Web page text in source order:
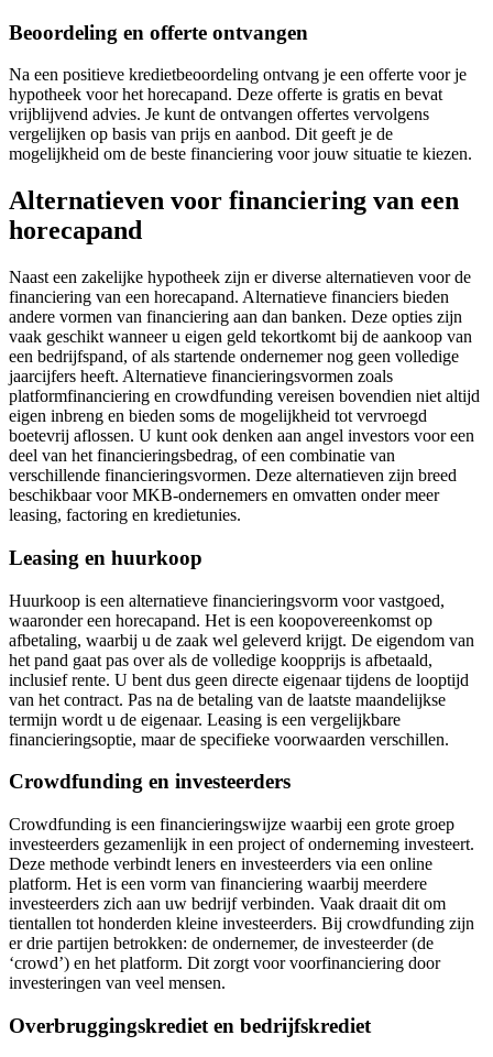
Beoordeling en offerte ontvangen
Na een positieve kredietbeoordeling ontvang je een offerte voor je
hypotheek voor het horecapand. Deze offerte is gratis en bevat
vrijblijvend advies. Je kunt de ontvangen offertes vervolgens
vergelijken op basis van prijs en aanbod. Dit geeft je de
mogelijkheid om de beste financiering voor jouw situatie te kiezen.
Alternatieven voor financiering van een
horecapand
Naast een zakelijke hypotheek zijn er diverse alternatieven voor de
financiering van een horecapand. Alternatieve financiers bieden
andere vormen van financiering aan dan banken. Deze opties zijn
vaak geschikt wanneer u eigen geld tekortkomt bij de aankoop van
een bedrijfspand, of als startende ondernemer nog geen volledige
jaarcijfers heeft. Alternatieve financieringsvormen zoals
platformfinanciering en crowdfunding vereisen bovendien niet altijd
eigen inbreng en bieden soms de mogelijkheid tot vervroegd
boetevrij aflossen. U kunt ook denken aan angel investors voor een
deel van het financieringsbedrag, of een combinatie van
verschillende financieringsvormen. Deze alternatieven zijn breed
beschikbaar voor MKB-ondernemers en omvatten onder meer
leasing, factoring en kredietunies.
Leasing en huurkoop
Huurkoop is een alternatieve financieringsvorm voor vastgoed,
waaronder een horecapand. Het is een koopovereenkomst op
afbetaling, waarbij u de zaak wel geleverd krijgt. De eigendom van
het pand gaat pas over als de volledige koopprijs is afbetaald,
inclusief rente. U bent dus geen directe eigenaar tijdens de looptijd
van het contract. Pas na de betaling van de laatste maandelijkse
termijn wordt u de eigenaar. Leasing is een vergelijkbare
financieringsoptie, maar de specifieke voorwaarden verschillen.
Crowdfunding en investeerders
Crowdfunding is een financieringswijze waarbij een grote groep
investeerders gezamenlijk in een project of onderneming investeert.
Deze methode verbindt leners en investeerders via een online
platform. Het is een vorm van financiering waarbij meerdere
investeerders zich aan uw bedrijf verbinden. Vaak draait dit om
tientallen tot honderden kleine investeerders. Bij crowdfunding zijn
er drie partijen betrokken: de ondernemer, de investeerder (de
‘crowd’) en het platform. Dit zorgt voor voorfinanciering door
investeringen van veel mensen.
Overbruggingskrediet en bedrijfskrediet